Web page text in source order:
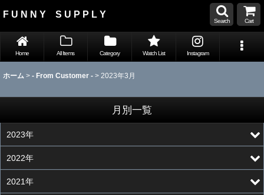
F U N N Y S U P P L Y
Search Cart
Home All Items Category Watch List Instagram
ホーム > - From Customer - > 2023年3月
月別一覧
2023年
2022年
2021年